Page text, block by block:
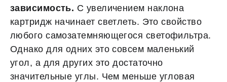
зависимость. С увеличением наклона
картридж начинает светлеть. Это свойство
любого самозатемняющегося светофильтра.
Однако для одних это совсем маленький
угол, а для других это достаточно
значительные углы. Чем меньше угловая